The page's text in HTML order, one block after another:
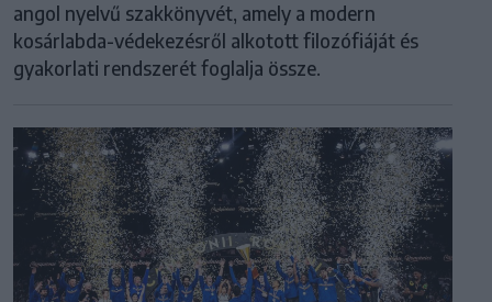
angol nyelvű szakkönyvét, amely a modern
kosárlabda-védekezésről alkotott filozófiáját és
gyakorlati rendszerét foglalja össze.